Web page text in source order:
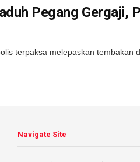
Pegang Gergaji,
terpaksa melepaskan tembakan
Navigate Site